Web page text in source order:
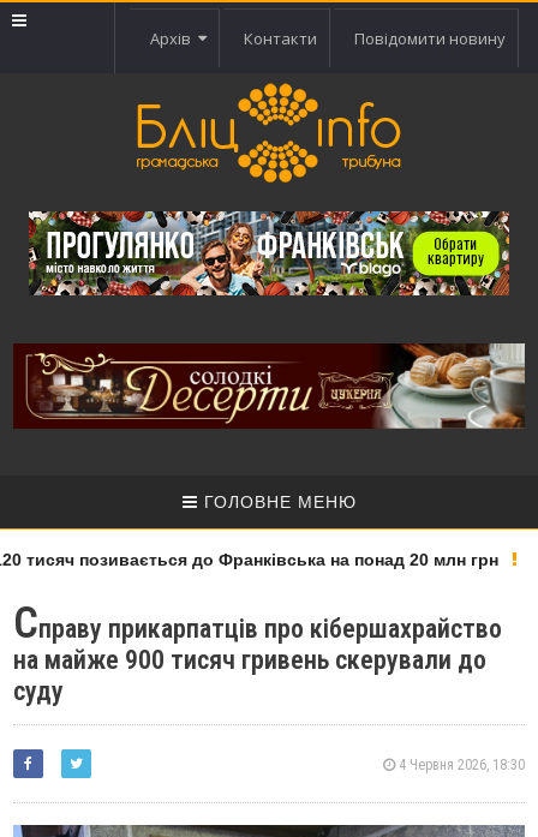
Архів Контакти Повідомити новину
ГОЛОВНЕ МЕНЮ
позивається до Франківська на понад 20 млн грн
Справу прикарпатців про кібершахрайство
на майже 900 тисяч гривень скерували до
суду
4 Червня 2026, 18:30